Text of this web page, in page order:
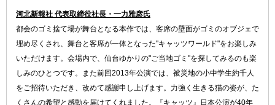
河北新報社 代表取締役社長・一力雅彦氏
都会のゴミ捨て場が舞台となる本作では、客席の壁面がゴミのオブジェで
埋め尽くされ、舞台と客席が一体となった"キャッツワールド"をお楽しみ
いただけます。会場内で、仙台ゆかりの"ご当地ゴミ"を探してみるのも楽
しみのひとつです。また前回2013年公演では、被災地の小中学生約千人
をご招待いただき、改めて感謝申し上げます。力強く生きる猫の姿が、た
くさんの希望と感動を届けてくれました。『キャッツ』日本公演が40年